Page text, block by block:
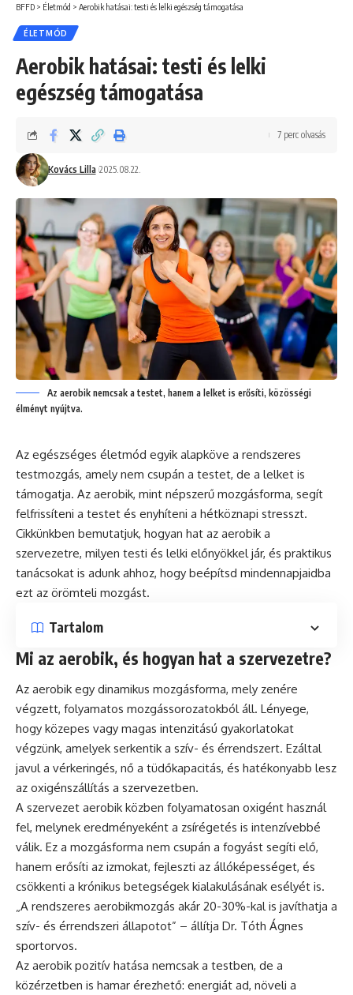
BFFD > Életmód > Aerobik hatásai: testi és lelki egészség támogatása
ÉLETMÓD
Aerobik hatásai: testi és lelki
egészség támogatása
Kovács Lilla 2025.08.22.
7 perc olvasás
Az aerobik nemcsak a testet, hanem a lelket is erősíti, közösségi
élményt nyújtva.
Az egészséges életmód egyik alapköve a rendszeres
testmozgás, amely nem csupán a testet, de a lelket is
támogatja. Az aerobik, mint népszerű mozgásforma, segít
felfrissíteni a testet és enyhíteni a hétköznapi stresszt.
Cikkünkben bemutatjuk, hogyan hat az aerobik a
szervezetre, milyen testi és lelki előnyökkel jár, és praktikus
tanácsokat is adunk ahhoz, hogy beépítsd mindennapjaidba
ezt az örömteli mozgást.
Tartalom
Mi az aerobik, és hogyan hat a szervezetre?
Az aerobik egy dinamikus mozgásforma, mely zenére
végzett, folyamatos mozgássorozatokból áll. Lényege,
hogy közepes vagy magas intenzitású gyakorlatokat
végzünk, amelyek serkentik a szív- és érrendszert. Ezáltal
javul a vérkeringés, nő a tüdőkapacitás, és hatékonyabb lesz
az oxigénszállítás a szervezetben.
A szervezet aerobik közben folyamatosan oxigént használ
fel, melynek eredményeként a zsírégetés is intenzívebbé
válik. Ez a mozgásforma nem csupán a fogyást segíti elő,
hanem erősíti az izmokat, fejleszti az állóképességet, és
csökkenti a krónikus betegségek kialakulásának esélyét is.
„A rendszeres aerobikmozgás akár 20-30%-kal is javíthatja a
szív- és érrendszeri állapotot” – állítja Dr. Tóth Ágnes
sportorvos.
Az aerobik pozitív hatása nemcsak a testben, de a
közérzetben is hamar érezhető: energiát ad, növeli a